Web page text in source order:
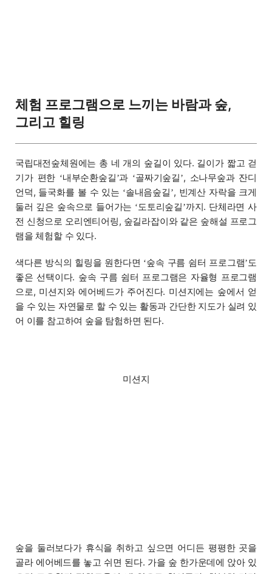
체험 프로그램으로 느끼는 바람과 숲,
그리고 힐링
국립대전숲체원에는 총 네 개의 숲길이 있다. 길이가 짧고 걷
기가 편한 ‘내부순환숲길’과 ‘골짜기숲길’, 소나무숲과 잔디
언덕, 들국화를 볼 수 있는 ‘솔내음숲길’, 빈계산 자락을 크게
둘러 깊은 숲속으로 들어가는 ‘도토리숲길’까지. 단체라면 사
전 신청으로 오리엔티어링, 숲길라잡이와 같은 숲해설 프로그
램을 체험할 수 있다.
색다른 방식의 힐링을 원한다면 ‘숲속 구름 쉼터 프로그램’도
좋은 선택이다. 숲속 구름 쉼터 프로그램은 자율형 프로그램
으로, 미션지와 에어베드가 주어진다. 미션지에는 숲에서 얻
을 수 있는 자연물로 할 수 있는 활동과 간단한 지도가 실려 있
어 이를 참고하여 숲을 탐험하면 된다.
미션지
숲을 둘러보다가 휴식을 취하고 싶으면 어디든 평평한 곳을
골라 에어베드를 놓고 쉬면 된다. 가을 숲 한가운데에 앉아 있